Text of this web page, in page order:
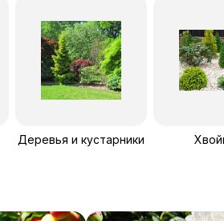
Деревья и кустарники